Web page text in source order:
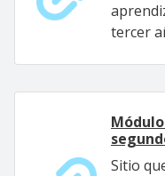
tercer
Sitio